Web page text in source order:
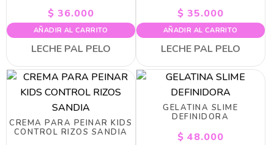
$ 36.000
AÑADIR AL CARRITO
LECHE PAL PELO
$ 35.000
AÑADIR AL CARRITO
LECHE PAL PELO
CREMA PARA PEINAR KIDS
CONTROL RIZOS SANDIA
GELATINA SLIME
DEFINIDORA
$ 48.000